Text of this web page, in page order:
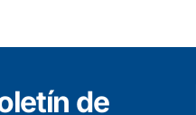
de